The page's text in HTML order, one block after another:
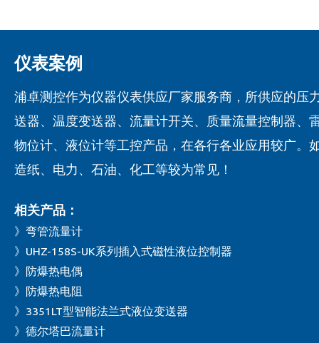
仪表案例
浦卓测控作为仪器仪表供应厂家服务商，所供应的压
送器、温度变送器、流量计开关、质量流量控制器、
物位计、液位计等工控产品，在各行各业应用较广。
造纸、电力、石油、化工等较为常见！
相关产品：
》弯管流量计
》UHZ-158S-UK系列插入式磁性液位控制器
》防爆热电偶
》防爆热电阻
》3351LT型智能法兰式液位变送器
》德尔塔巴流量计